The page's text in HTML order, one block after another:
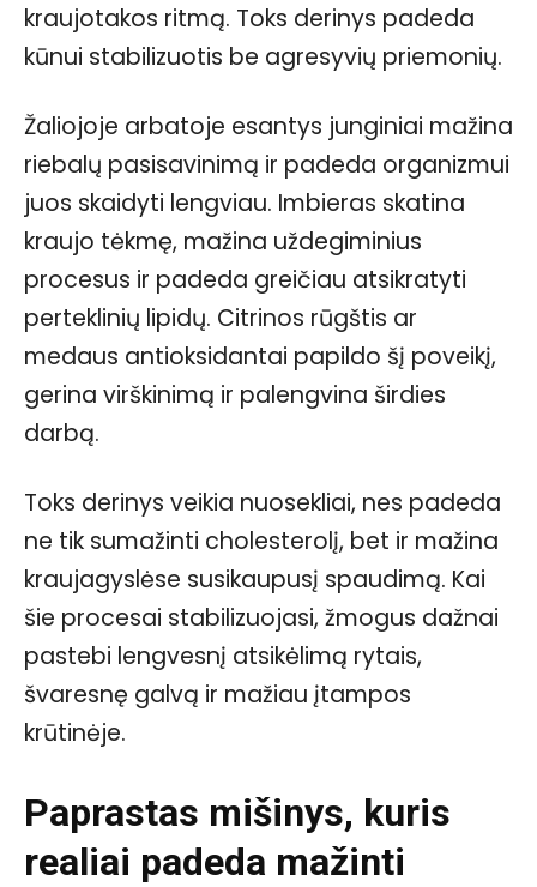
kraujotakos ritmą. Toks derinys padeda
kūnui stabilizuotis be agresyvių priemonių.
Žaliojoje arbatoje esantys junginiai mažina
riebalų pasisavinimą ir padeda organizmui
juos skaidyti lengviau. Imbieras skatina
kraujo tėkmę, mažina uždegiminius
procesus ir padeda greičiau atsikratyti
perteklinių lipidų. Citrinos rūgštis ar
medaus antioksidantai papildo šį poveikį,
gerina virškinimą ir palengvina širdies
darbą.
Toks derinys veikia nuosekliai, nes padeda
ne tik sumažinti cholesterolį, bet ir mažina
kraujagyslėse susikaupusį spaudimą. Kai
šie procesai stabilizuojasi, žmogus dažnai
pastebi lengvesnį atsikėlimą rytais,
švaresnę galvą ir mažiau įtampos
krūtinėje.
Paprastas mišinys, kuris
realiai padeda mažinti